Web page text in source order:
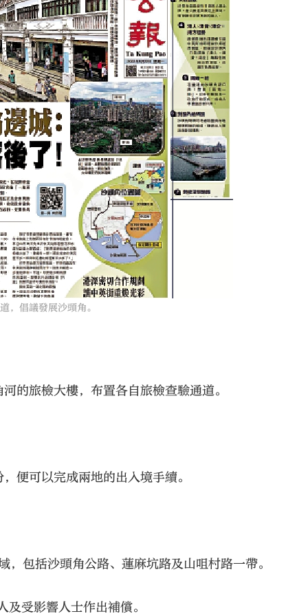
倡議發展沙頭角。
的旅檢大樓，布置各自旅檢查驗通道。
便可以完成兩地的出入境手續。
包括沙頭角公路、蓮麻坑路及山咀村路一帶。
受影響人士作出補償。